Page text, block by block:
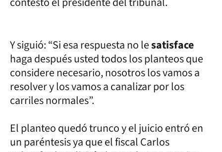
Y siguió: “Si esa respuesta no lesatisface
haga después usted todos los planteos que
considere necesario, nosotros los vamos a
resolver y los vamos a canalizar por los
carriles normales”.
El planteo quedó trunco y el juicio entró en
un paréntesis ya que el fiscal Carlos